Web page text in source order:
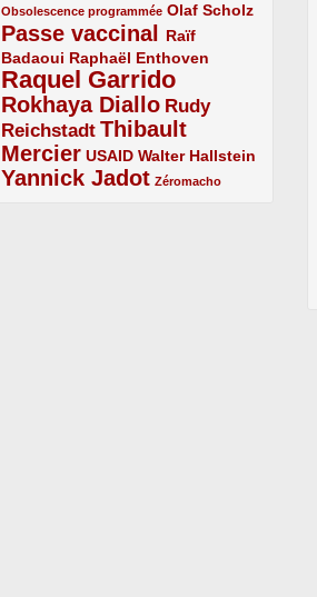
Obsolescence programmée
1/5 Olaf Scholz
2/5
Passe vaccinal
4/5
Raïf
Badaoui
2/5 Raphaël Enthoven
2/5
Raquel Garrido
5/5
Rokhaya Diallo
4/5
Rudy
Reichstadt
3/5
Thibault
Mercier
4/5 USAID
2/5 Walter Hallstein
2/5
Yannick Jadot
4/5 Zéromacho
1/5